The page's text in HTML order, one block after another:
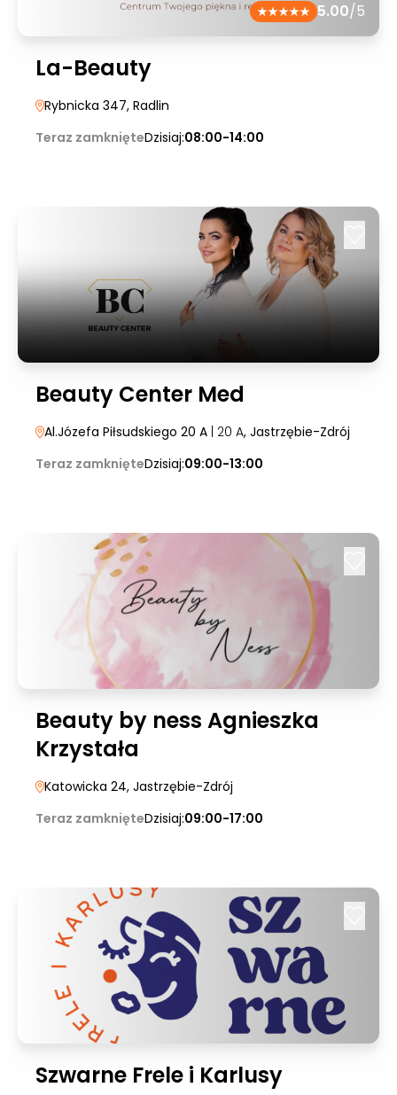
5.00/5
La-Beauty
Rybnicka 347, Radlin
Teraz zamknięteDzisiaj:08:00-14:00
Beauty Center Med
Al.Józefa Piłsudskiego 20 A | 20 A, Jastrzębie-Zdrój
Teraz zamknięteDzisiaj:09:00-13:00
Beauty by ness Agnieszka
Krzystała
Katowicka 24, Jastrzębie-Zdrój
Teraz zamknięteDzisiaj:09:00-17:00
Szwarne Frele i Karlusy